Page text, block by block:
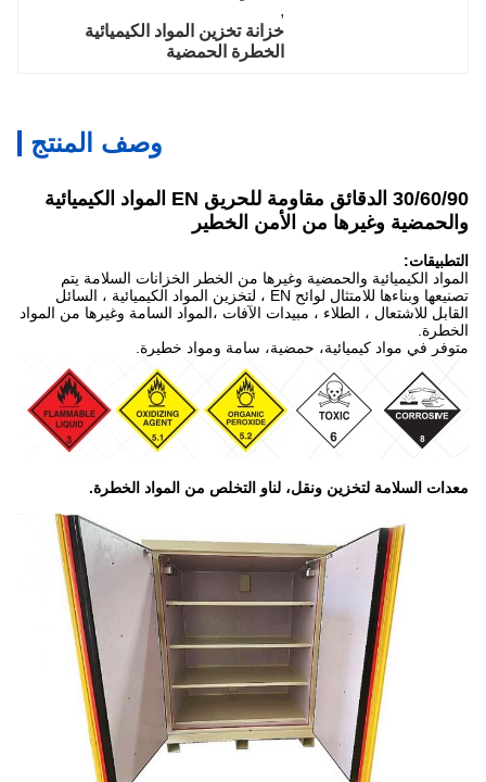
,
خزانة تخزين المواد الكيميائية
الخطرة الحمضية
وصف المنتج
30/60/90 الدقائق مقاومة للحريق EN المواد الكيميائية
والحمضية وغيرها من الأمن الخطير
التطبيقات:
المواد الكيميائية والحمضية وغيرها من الخطر الخزانات السلامة يتم
تصنيعها وبناءها للامتثال لوائح EN ، لتخزين المواد الكيميائية ، السائل
القابل للاشتعال ، الطلاء ، مبيدات الآفات ،المواد السامة وغيرها من المواد
الخطرة.
متوفر في مواد كيميائية، حمضية، سامة ومواد خطيرة.
معدات السلامة لتخزين ونقل، لناو التخلص من المواد الخطرة.